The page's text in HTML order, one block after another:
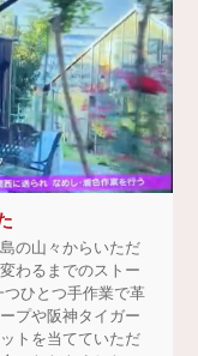
の山々からいただ
わるまでのストー
ひとつ手作業で革
プや阪神タイガー
トを当てていただ